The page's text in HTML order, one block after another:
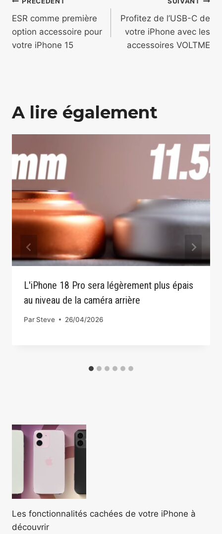
de
l’article
ESR comme première
option accessoire pour
votre iPhone 15
Profitez de l’USB-C de
votre iPhone avec les
accessoires VOLTME
A lire également
L'iPhone 18 Pro sera légèrement plus épais
au niveau de la caméra arrière
Par Steve 26/04/2026
Les fonctionnalités cachées de votre iPhone à
découvrir